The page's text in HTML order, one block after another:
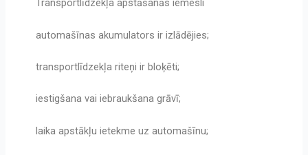
Transportlīdzekļa apstāšanās iemesli
automašīnas akumulators ir izlādējies;
transportlīdzekļa riteņi ir bloķēti;
iestigšana vai iebraukšana grāvī;
laika apstākļu ietekme uz automašīnu;